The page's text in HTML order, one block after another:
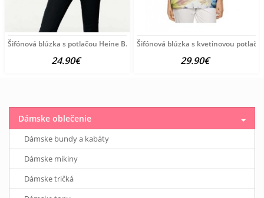
Šifónová blúzka s potlačou Heine B.C., čierno-farebná
24.90€
Šifónová blúzka s kvetinovou
29.90€
Dámske oblečenie
Dámske bundy a kabáty
Dámske mikiny
Dámske tričká